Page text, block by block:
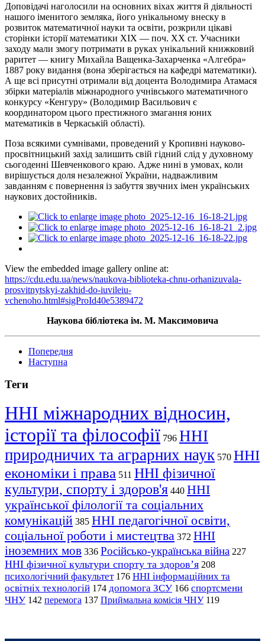
Доповідачі наголосили на основних віхах життя й діяльності
нашого іменитого земляка, його унікальному внеску в
розвиток математичної науки та освіти, розкрили цікаві
сторінки історії математики ХІХ — поч. XX ст. Учасники
заходу мали змогу потримати в руках унікальний книжковий
раритет — книгу Михайла Ващенка-Захарченка «Алгебра»
1887 року видання (вона зберігається на кафедрі математики).
А ще всі присутні отримали від доцента Володимира Атамася
збірки матеріалів міжнародного учнівського математичного
конкурсу «Кенгуру» (Володимир Васильович є
координатором цього престижного змагання юних
математиків в Черкаській області).
Поза всякими сумнівами, проведений у Кропивні науково-
просвітницький захід залишить свій гідний слід у духовному
сьогоденні Шевченкового краю. Адже нині в умовах, коли
вирішується доля незалежної України, надважливим
завданням є повернення із забуття звучних імен українських
наукових достойників.
View the embedded image gallery online at:
https://cdu.edu.ua/news/naukova-biblioteka-chnu-orhanizuvala-
prosvitnytskyi-zakhid-do-iuvileiu-
vchenoho.html#sigProId40e5389472
Наукова бібліотека ім. М. Максимовича
Попередня
Наступна
Теги
ННІ міжнародних відносин,
історії та філософії 796 ННІ
природничих та аграрних наук 570 ННІ
економіки і права 511 ННІ фізичної
культури, спорту і здоров'я 440 ННІ
української філології та соціальних
комунікацій 385 ННІ педагогічної освіти,
соціальної роботи і мистецтва 372 ННІ
іноземних мов 336 Російсько-українська війна 227
ННІ фізичної культури спорту та здоров’я 208
психологічний факультет 176 ННІ інформаційних та
освітніх технологій 174 допомога ЗСУ 166 спортсмени
ЧНУ 142 перемога 137 Приймальна комісія ЧНУ 119